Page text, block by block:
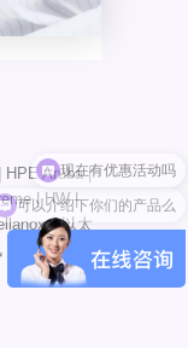
HPE Aruba |
| HW |
（以太
| D-Link | F5 |
可以介绍下你们的产品么